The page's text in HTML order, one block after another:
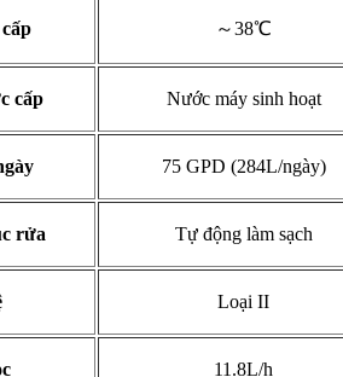
～38℃
cấp Nước máy sinh hoạt
75 GPD (284L/ngày)
rửa Tự động làm sạch
Loại II
11.8L/h